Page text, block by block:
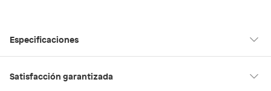
Especificaciones
Condicion del
Satisfacción garantizada